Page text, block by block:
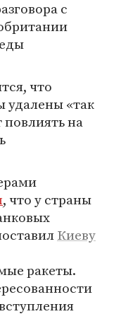
с
что
удалены «так
повлиять на
, что у страны
Киеву
ракеты.